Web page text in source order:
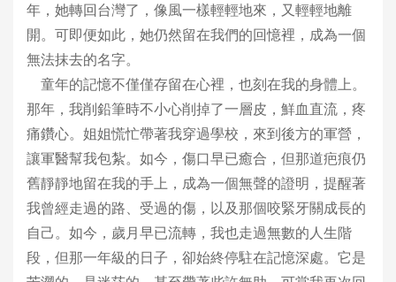
年，她轉回台灣了，像風一樣輕輕地來，又輕輕地離
開。可即便如此，她仍然留在我們的回憶裡，成為一個
無法抹去的名字。
童年的記憶不僅僅存留在心裡，也刻在我的身體上。
那年，我削鉛筆時不小心削掉了一層皮，鮮血直流，疼
痛鑽心。姐姐慌忙帶著我穿過學校，來到後方的軍營，
讓軍醫幫我包紮。如今，傷口早已癒合，但那道疤痕仍
舊靜靜地留在我的手上，成為一個無聲的證明，提醒著
我曾經走過的路、受過的傷，以及那個咬緊牙關成長的
自己。如今，歲月早已流轉，我也走過無數的人生階
段，但那一年級的日子，卻始終停駐在記憶深處。它是